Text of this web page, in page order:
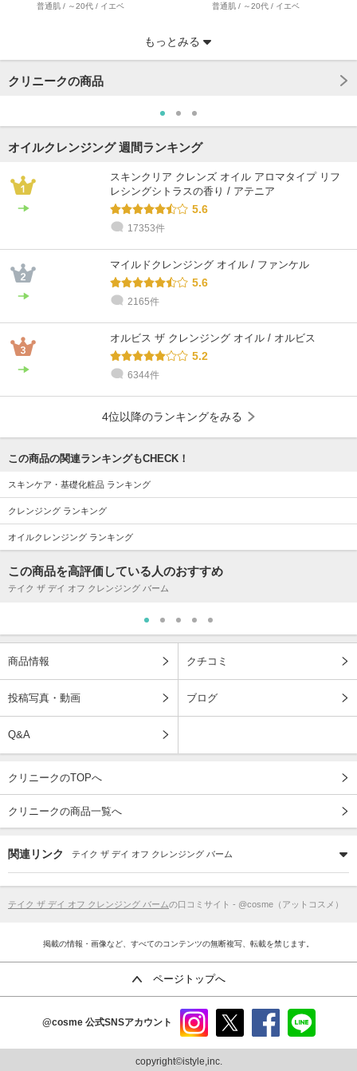
普通肌 / ～20代 / イエベ 普通肌 / ～20代 / イエベ
@cosme STORE スタッフ
乾燥肌 / 30代 / ブルベ
@cosme STORE スタッフ
乾燥肌 / 30代 / ブルベ
@cosme STORE スタッフ
もっとみる
クリニークの商品
オイルクレンジング 週間ランキング
スキンクリア クレンズ オイル アロマタイプ リフ
レシングシトラスの香り / アテニア
5.6
17353件
マイルドクレンジング オイル / ファンケル
5.6
2165件
オルビス ザ クレンジング オイル / オルビス
5.2
6344件
4位以降のランキングをみる
この商品の関連ランキングもCHECK！
スキンケア・基礎化粧品 ランキング
クレンジング ランキング
オイルクレンジング ランキング
この商品を高評価している人のおすすめ
テイク ザ デイ オフ クレンジング バーム
商品情報 クチコミ
投稿写真・動画 ブログ
Q&A
クリニークのTOPへ
クリニークの商品一覧へ
関連リンク テイク ザ デイ オフ クレンジング バーム
テイク ザ デイ オフ クレンジング バームの口コミサイト - @cosme（アットコスメ）
掲載の情報・画像など、すべてのコンテンツの無断複写、転載を禁じます。
ページトップへ
@cosme 公式SNSアカウント
ram
copyright©istyle,inc.